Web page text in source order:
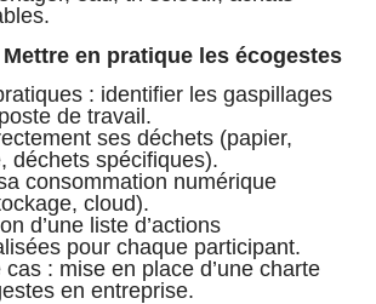
en pratique les écogestes
: identifier les gaspillages
de travail.
ses déchets (papier,
déchets spécifiques).
consommation numérique
cloud).
d’une liste d’actions
pour chaque participant.
cas : mise en place d’une charte
en entreprise.